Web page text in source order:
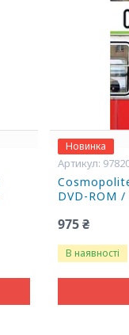
Новинка
DVD-ROM
975 ₴
В наявності